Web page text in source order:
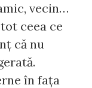
vecin…
ceea ce
că nu
în fața